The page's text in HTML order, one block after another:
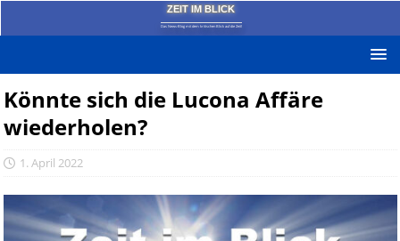
ZEIT IM BLICK
Das News-Blog mit dem kritischen Blick auf die Zeit!
Könnte sich die Lucona Affäre
wiederholen?
1. April 2022